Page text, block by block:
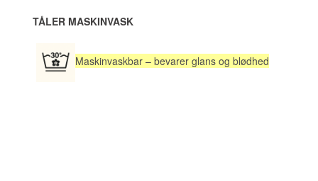
TÅLER MASKINVASK
Maskinvaskbar – bevarer glans og blødhed